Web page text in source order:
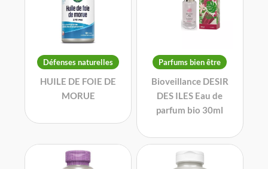
Défenses naturelles
HUILE DE FOIE DE
MORUE
Parfums bien être
Bioveillance DESIR
DES ILES Eau de
parfum bio 30ml